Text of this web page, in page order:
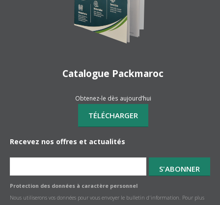
Recevez nos offres et actualités
Protection des données à caractère personnel
Nous utiliserons vos données pour vous envoyer le bulletin d'information. Pour plus
Catalogue Packmaroc
Obtenez-le dès aujourd’hui